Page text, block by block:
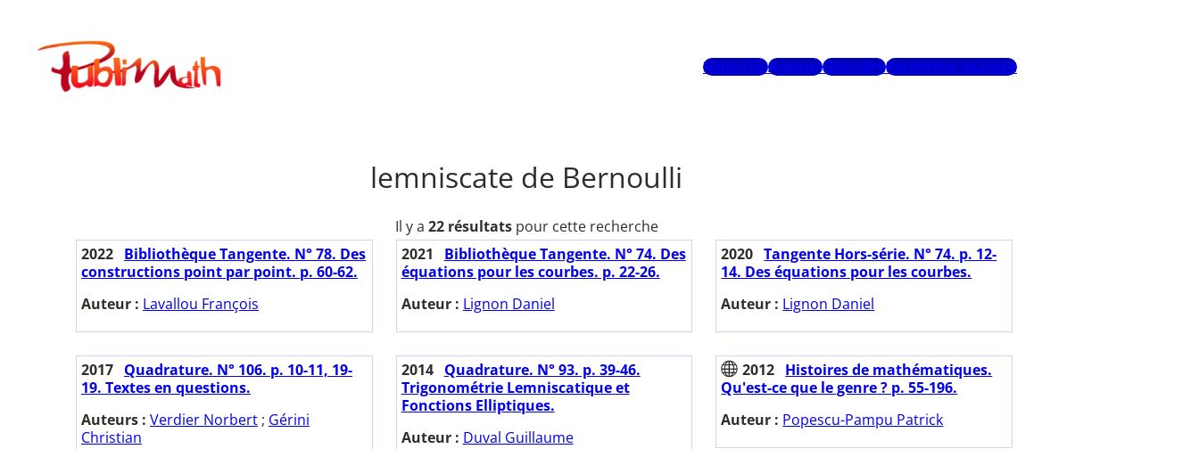
contenuPublimath
Mots-clésAuteursGlossaireRecherche avancée
lemniscate de Bernoulli
Il y a 22 résultatspour cette recherche
2022 Bibliothèque Tangente. N° 78. Des
constructions point par point. p. 60-62.
Auteur : Lavallou François
2021
Bibliothèque Tangente. N° 74. Des
équations pour les courbes. p. 22-26.
Auteur : Lignon Daniel
2020 Tangente Hors-série. N° 74. p. 12-
14. Des équations pour les courbes.
Auteur : Lignon Daniel
2017 Quadrature. N° 106. p. 10-11, 19-
19. Textes en questions.
Auteurs : Verdier Norbert ; Gérini
Christian
2014
Quadrature. N° 93. p. 39-46.
Trigonométrie Lemniscatique et
Fonctions Elliptiques.
Auteur : Duval Guillaume
2012 Histoires de mathématiques.
Qu'est-ce que le genre ? p. 55-196.
Auteur : Popescu-Pampu Patrick